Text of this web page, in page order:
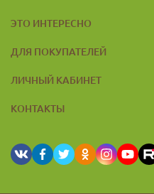
Легко диспергируется
попадании воды — быстро
ЭТО ИНТЕРЕСНО
ДЛЯ ПОКУПАТЕЛЕЙ
ЛИЧНЫЙ КАБИНЕТ
КОНТАКТЫ